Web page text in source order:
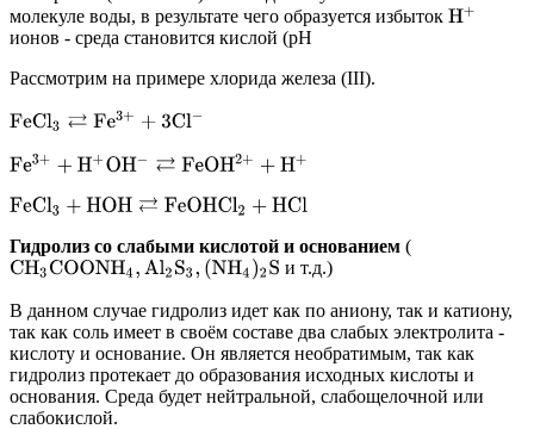
молекуле воды, в результате чего образуется избыток H+
ионов - среда становится кислой (рН
Рассмотрим на примере хлорида железа (III).
FeCl3⇄Fe 3++3Cl−
Fe3++H +OH−⇄F eOH2++H+
FeCl3+ H OH⇄F eO HCl2+HCl
Гидролиз со слабыми кислотой и основанием (
CH3COONH4, Al2S3,(N H4)2S и т.д.)
В данном случае гидролиз идет как по аниону, так и катиону,
так как соль имеет в своём составе два слабых электролита -
кислоту и основание. Он является необратимым, так как
гидролиз протекает до образования исходных кислоты и
основания. Среда будет нейтральной, слабощелочной или
слабокислой.